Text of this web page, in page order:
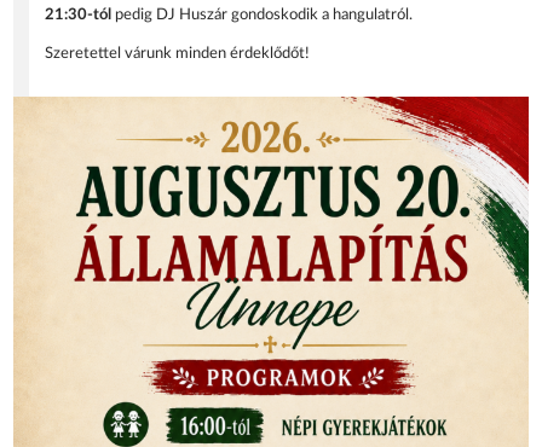
21:30-tól pedig DJ Huszár gondoskodik a hangulatról.
Szeretettel várunk minden érdeklődőt!